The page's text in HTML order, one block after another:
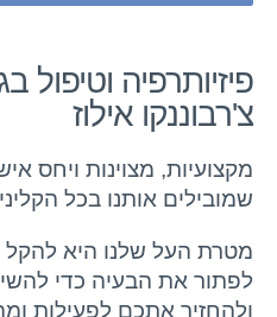
פיזיותרפיה וטיפול
צ'רבוננקו אילוז
מקצועיות, מצוינות ויחס
שמובילים אותנו בכל
מטרת העל שלנו היא
לפתור את הבעיה כדי
ולהחזיר אתכם לפעילות